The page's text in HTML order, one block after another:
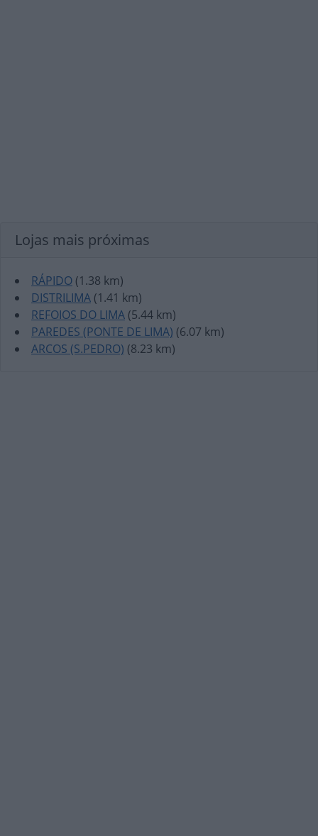
Lojas mais próximas
RÁPIDO (1.38 km)
DISTRILIMA (1.41 km)
REFOIOS DO LIMA (5.44 km)
PAREDES (PONTE DE LIMA) (6.07 km)
ARCOS (S.PEDRO) (8.23 km)